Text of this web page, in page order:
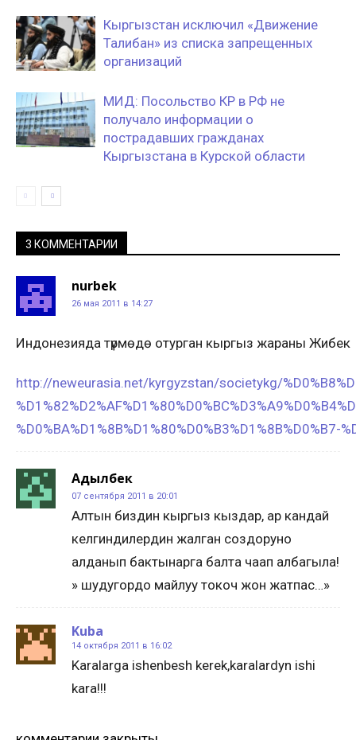
Кыргызстан исключил «Движение
Талибан» из списка запрещенных
организаций
МИД: Посольство КР в РФ не
получало информации о
пострадавших гражданах
Кыргызстана в Курской области
3 КОММЕНТАРИИ
nurbek
26 мая 2011 в 14:27
Индонезияда түрмөдө отурган кыргыз жараны Жибек
http://neweurasia.net/kyrgyzstan/societykg/
%D0%BA%D1%8B%D1%80%D0%B3%D1%8B%D0%B7-
Адылбек
07 сентября 2011 в 20:01
Алтын биздин кыргыз кыздар, ар кандай
келгиндилердин жалган создоруно
алданып бактынарга балта чаап албагыла!
» шудугордо майлуу токоч жон жатпас…»
Kuba
14 октября 2011 в 16:02
Karalarga ishenbesh kerek,karalardyn ishi
kara!!!